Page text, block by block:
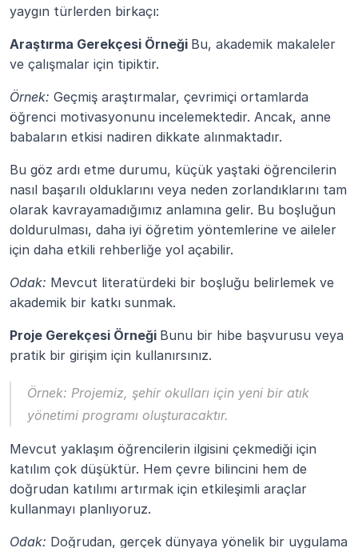
yaygın türlerden birkaçı:
Araştırma Gerekçesi Örneği Bu, akademik makaleler
ve çalışmalar için tipiktir.
Örnek: Geçmiş araştırmalar, çevrimiçi ortamlarda
öğrenci motivasyonunu incelemektedir. Ancak, anne
babaların etkisi nadiren dikkate alınmaktadır.
Bu göz ardı etme durumu, küçük yaştaki öğrencilerin
nasıl başarılı olduklarını veya neden zorlandıklarını tam
olarak kavrayamadığımız anlamına gelir. Bu boşluğun
doldurulması, daha iyi öğretim yöntemlerine ve aileler
için daha etkili rehberliğe yol açabilir.
Odak: Mevcut literatürdeki bir boşluğu belirlemek ve
akademik bir katkı sunmak.
Proje Gerekçesi Örneği Bunu bir hibe başvurusu veya
pratik bir girişim için kullanırsınız.
Örnek: Projemiz, şehir okulları için yeni bir atık
yönetimi programı oluşturacaktır.
Mevcut yaklaşım öğrencilerin ilgisini çekmediği için
katılım çok düşüktür. Hem çevre bilincini hem de
doğrudan katılımı artırmak için etkileşimli araçlar
kullanmayı planlıyoruz.
Odak: Doğrudan, gerçek dünyaya yönelik bir uygulama